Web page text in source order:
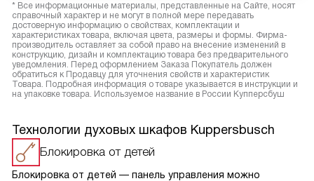
* Все информационные материалы, представленные на Сайте, носят
справочный характер и не могут в полной мере передавать
достоверную информацию о свойствах, комплектации и
характеристиках товара, включая цвета, размеры и формы. Фирма-
производитель оставляет за собой право на внесение изменений в
конструкцию, дизайн и комплектацию товара без предварительного
уведомления. Перед оформлением Заказа Покупатель должен
обратиться к Продавцу для уточнения свойств и характеристик
Товара. Подробная информация о товаре указывается в инструкции и
на упаковке товара. Используемое название в России Купперсбуш
Технологии духовых шкафов Kuppersbusch
Блокировка от детей
Блокировка от детей — панель управления можно